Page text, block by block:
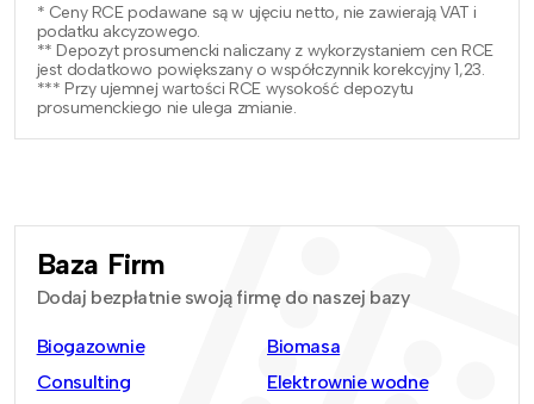
* Ceny RCE podawane są w ujęciu netto, nie zawierają VAT i
podatku akcyzowego.
** Depozyt prosumencki naliczany z wykorzystaniem cen RCE
jest dodatkowo powiększany o współczynnik korekcyjny 1,23.
*** Przy ujemnej wartości RCE wysokość depozytu
prosumenckiego nie ulega zmianie.
Baza Firm
Dodaj bezpłatnie swoją firmę do naszej bazy
Biogazownie
Biomasa
Consulting
Elektrownie wodne